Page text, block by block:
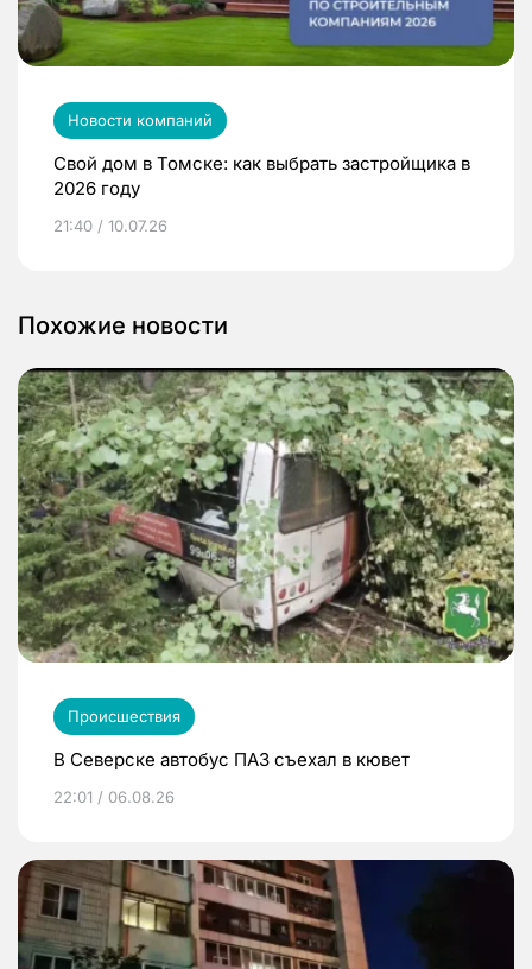
Новости компаний
Свой дом в Томске: как выбрать застройщика в
2026 году
21:40 / 10.07.26
Похожие новости
Происшествия
В Северске автобус ПАЗ съехал в кювет
22:01 / 06.08.26